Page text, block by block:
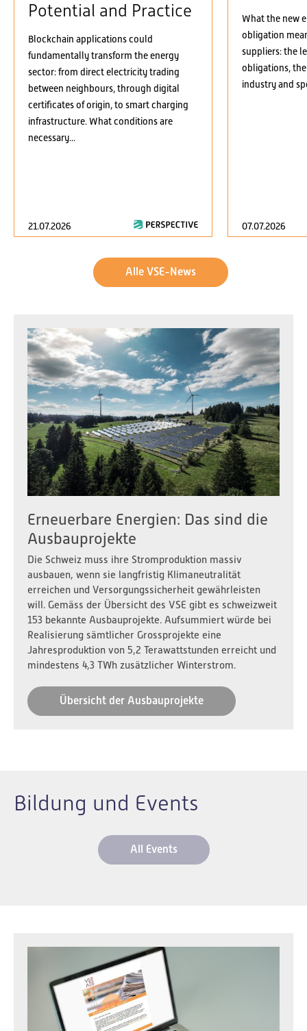
Potential and Practice
Blockchain applications could
fundamentally transform the energy
sector: from direct electricity trading
between neighbours, through digital
certificates of origin, to smart charging
infrastructure. What conditions are
necessary...
21.07.2026
What the new
obligation
suppliers: the
obligations,
industry and
07.07.2026
Alle VSE-News
Erneuerbare Energien: Das sind die
Ausbauprojekte
Die Schweiz muss ihre Stromproduktion massiv
ausbauen, wenn sie langfristig Klimaneutralität
erreichen und Versorgungssicherheit gewährleisten
will. Gemäss der Übersicht des VSE gibt es schweizweit
153 bekannte Ausbauprojekte. Aufsummiert würde bei
Realisierung sämtlicher Grossprojekte eine
Jahresproduktion von 5,2 Terawattstunden erreicht und
mindestens 4,3 TWh zusätzlicher Winterstrom.
Übersicht der Ausbauprojekte
Bildung und Events
All Events